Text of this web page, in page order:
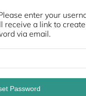
enter your
receive a link to
via email.
Password